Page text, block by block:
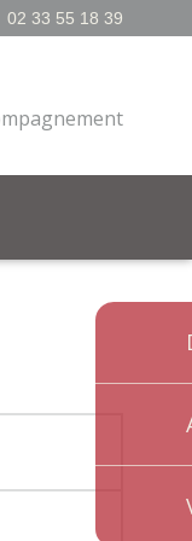
02 33 55 18 39